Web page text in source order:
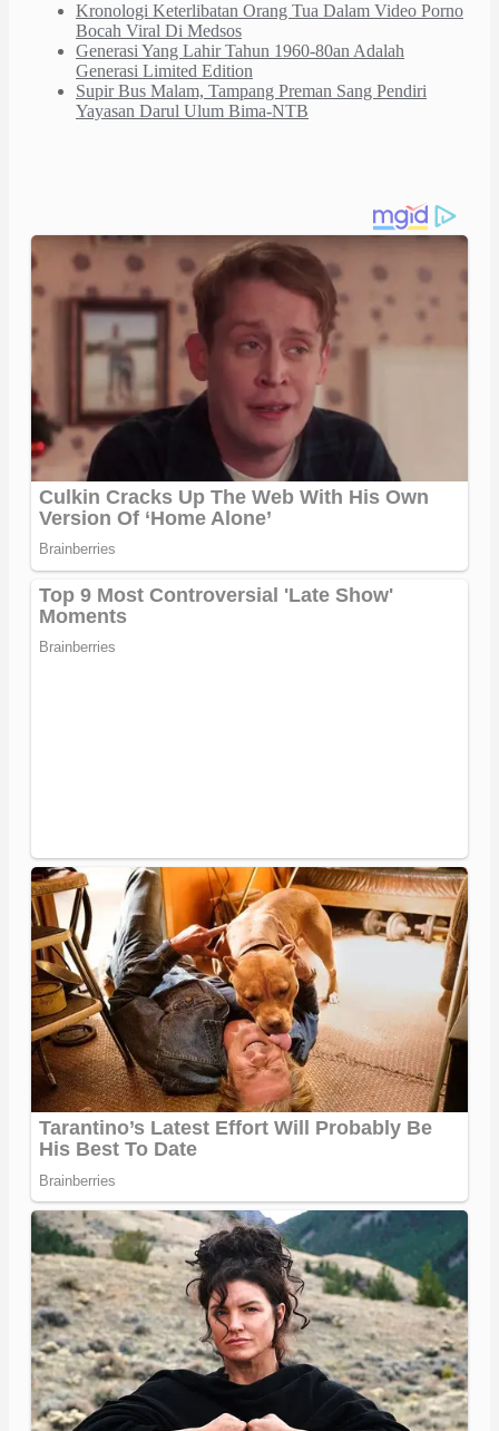
Kronologi Keterlibatan Orang Tua Dalam Video Porno
Bocah Viral Di Medsos
Generasi Yang Lahir Tahun 1960-80an Adalah
Generasi Limited Edition
Supir Bus Malam, Tampang Preman Sang Pendiri
Yayasan Darul Ulum Bima-NTB